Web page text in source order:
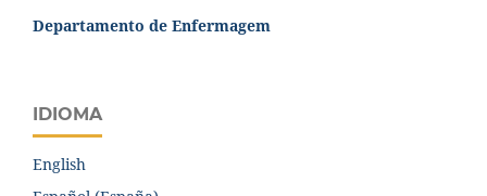
Departamento de Enfermagem
IDIOMA
English